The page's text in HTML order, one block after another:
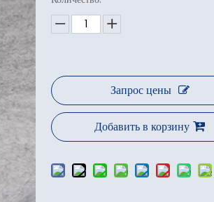
Запрос цены
Добавить в корзину